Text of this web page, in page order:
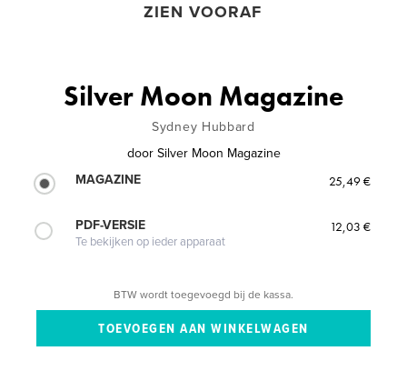
ZIEN VOORAF
Silver Moon Magazine
Sydney Hubbard
door Silver Moon Magazine
MAGAZINE
25,49 €
PDF-VERSIE
Te bekijken op ieder apparaat
12,03 €
BTW wordt toegevoegd bij de kassa.